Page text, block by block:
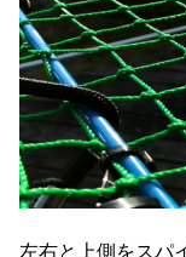
左右と上側をスパ